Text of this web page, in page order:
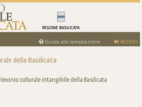
Guida alla compilazione ACCEDI
della Basilicata
culturale intangibile della Basilicata